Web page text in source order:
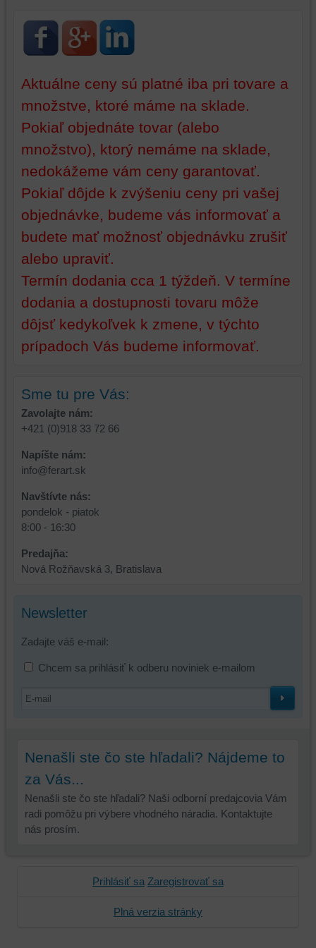
Aktuálne ceny sú platné iba pri tovare a
množstve, ktoré máme na sklade.
Pokiaľ objednáte tovar (alebo
množstvo), ktorý nemáme na sklade,
nedokážeme vám ceny garantovať.
Pokiaľ dôjde k zvýšeniu ceny pri vašej
objednávke, budeme vás informovať a
budete mať možnosť objednávku zrušiť
alebo upraviť.
Termín dodania cca 1 týždeň. V termíne
dodania a dostupnosti tovaru môže
dôjsť kedykoľvek k zmene, v týchto
prípadoch Vás budeme informovať.
Sme tu pre Vás:
Zavolajte nám:
+421 (0)918 33 72 66
Napíšte nám:
info@ferart.sk
Navštívte nás:
pondelok - piatok
8:00 - 16:30
Predajňa:
Nová Rožňavská 3, Bratislava
Newsletter
Zadajte váš e-mail:
Chcem sa prihlásiť k odberu noviniek e-mailom
Nenašli ste čo ste hľadali? Nájdeme to
za Vás...
Nenašli ste čo ste hľadali? Naši odborní predajcovia Vám
radi pomôžu pri výbere vhodného náradia. Kontaktujte
nás prosím.
Prihlásiť sa Zaregistrovať sa
Plná verzia stránky
identifikáciu
vašej
relácie
dosiahnutie
základnej
funkčnosti
platformy,
zážitku
prehliadania
a
mohli
poskytovať
doplnkové
ktoré
zlepšujú
váš
zážitok
z
prehliadania,
ukladať
niektoré
vašich
preferencií
bez
aby
ste
používateľský
účet
prihlásenia,
používať
skripty
zdroje
tretích
widgety
atď.